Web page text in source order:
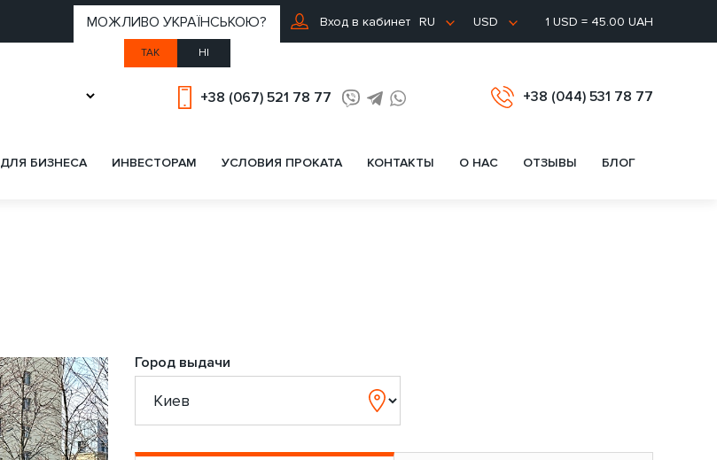
Вход в кабинет RU
МОЖЛИВО УКРАЇНСЬКОЮ?
ТАК НІ
USD 1 USD = 45.00 UAH
+38 (067) 521 78 77 +38 (044) 531 78 77
ДЛЯ БИЗНЕСА ИНВЕСТОРАМ УСЛОВИЯ ПРОКАТА КОНТАКТЫ О НАС ОТЗЫВЫ БЛОГ
Город выдачи